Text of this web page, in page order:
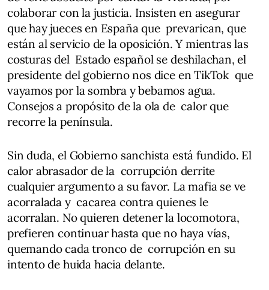
colaborar con la justicia. Insisten en asegurar
que hay jueces en España que prevarican, que
están al servicio de la oposición. Y mientras las
costuras del Estado español se deshilachan, el
presidente del gobierno nos dice en TikTok que
vayamos por la sombra y bebamos agua.
Consejos a propósito de la ola de calor que
recorre la península.
Sin duda, el Gobierno sanchista está fundido. El
calor abrasador de la corrupción derrite
cualquier argumento a su favor. La mafia se ve
acorralada y cacarea contra quienes le
acorralan. No quieren detener la locomotora,
prefieren continuar hasta que no haya vías,
quemando cada tronco de corrupción en su
intento de huida hacia delante.